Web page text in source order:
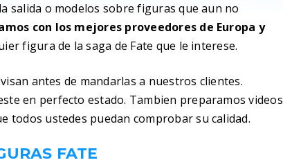
salida o modelos sobre figuras que aun no
con los mejores proveedores de Europa y
figura de la saga de Fate que le interese.
antes de mandarlas a nuestros clientes.
en perfecto estado. Tambien preparamos videos
todos ustedes puedan comprobar su calidad.
FATE